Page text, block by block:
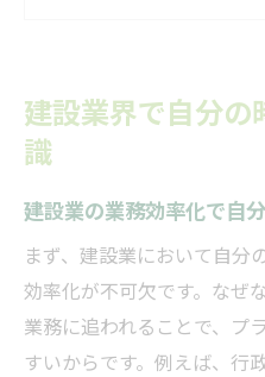
る方法
自分の時間確保が
神奈川県秦野市の建
建設業の動向を
秦野市の建設業
践法
建設業界で自分
識
建設業の業務効率化で自
まず、建設業において自分
効率化が不可欠です。なぜ
業務に追われることで、プ
すいからです。例えば、行